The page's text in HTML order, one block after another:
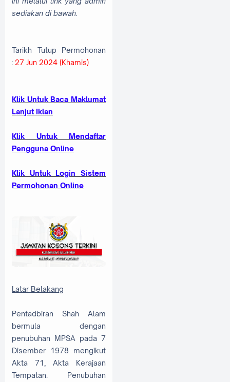
sediakan di bawah.
Tarikh Tutup Permohonan
: 27 Jun 2024 (Khamis)
Klik Untuk Baca Maklumat
Lanjut Iklan
Klik Untuk Mendaftar
Pengguna Online
Klik Untuk Login Sistem
Permohonan Online
Latar Belakang
​Pentadbiran Shah Alam
bermula dengan
penubuhan MPSA pada 7
Disember 1978 mengikut
Akta 71, Akta Kerajaan
Tempatan. Penubuhan